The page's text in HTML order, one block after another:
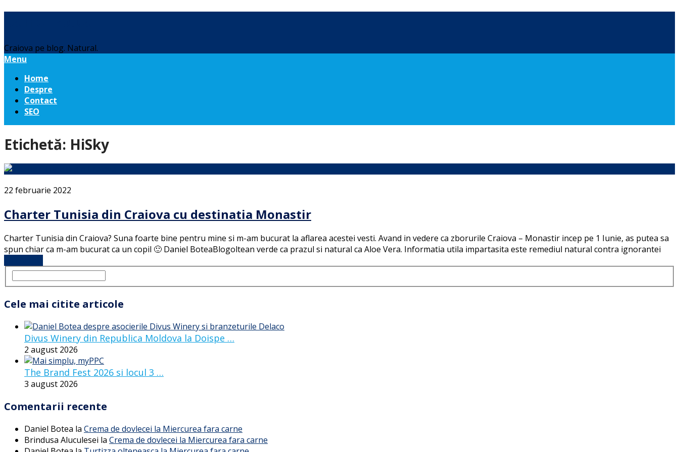
Craiova pe blog. Natural.
Menu
Home
Despre
Contact
SEO
Etichetă: HiSky
22 februarie 2022
Charter Tunisia din Craiova cu destinatia Monastir
Charter Tunisia din Craiova? Suna foarte bine pentru mine si m-am bucurat la aflarea acestei vesti. Avand in vedere ca zborurile Craiova – Monastir incep pe 1 Iunie, as putea sa
spun chiar ca m-am bucurat ca un copil 🙂 Daniel BoteaBlogoltean verde ca prazul si natural ca Aloe Vera. Informatia utila impartasita este remediul natural contra ignorantei
Cele mai citite articole
Divus Winery din Republica Moldova la Doispe …
2 august 2026
The Brand Fest 2026 si locul 3 …
3 august 2026
Comentarii recente
Daniel Botea la Crema de dovlecei la Miercurea fara carne
Brindusa Aluculesei la Crema de dovlecei la Miercurea fara carne